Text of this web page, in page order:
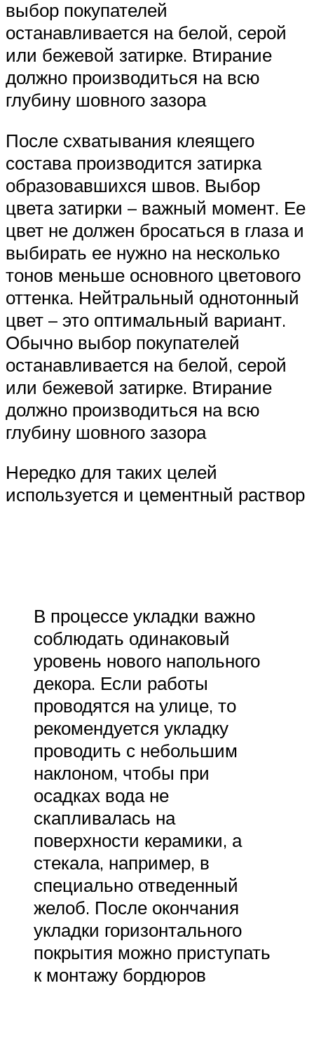
выбор покупателей
останавливается на белой, серой
или бежевой затирке. Втирание
должно производиться на всю
глубину шовного зазора
После схватывания клеящего
состава производится затирка
образовавшихся швов. Выбор
цвета затирки – важный момент. Ее
цвет не должен бросаться в глаза и
выбирать ее нужно на несколько
тонов меньше основного цветового
оттенка. Нейтральный однотонный
цвет – это оптимальный вариант.
Обычно выбор покупателей
останавливается на белой, серой
или бежевой затирке. Втирание
должно производиться на всю
глубину шовного зазора
Нередко для таких целей
используется и цементный раствор
В процессе укладки важно
соблюдать одинаковый
уровень нового напольного
декора. Если работы
проводятся на улице, то
рекомендуется укладку
проводить с небольшим
наклоном, чтобы при
осадках вода не
скапливалась на
поверхности керамики, а
стекала, например, в
специально отведенный
желоб. После окончания
укладки горизонтального
покрытия можно приступать
к монтажу бордюров